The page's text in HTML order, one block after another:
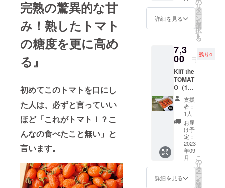
完熟の驚異的な甘
み！熟したトマト
の糖度を更に高め
る』
初めてこのトマトを口にし
た人は、必ずと言っていい
ほど「これがトマト！？こ
んなの食べたこと無い」と
言います。
態では
常のト
マトと
お召し
上がり
品のた
め、要
冷蔵保
管品と
なりま
す。
料、消
費税込
みの価
格で
海道
産 生
産者の
ファー
ム雫よ
り収穫
でき次
第随時
直送い
たしま
す。
Kiff the
TOMAT
Oは賞味
期限が
お届け
から約1
詳細を見る
リ
タ
ー
ン
を
選
択
す
る
7,3
00 円
残り4
Kiff the
TOMAT
O（16
粒入）
4箱
（送
料、消
費税込
みの価
格で
す） 北
海道
産 生
産者の
ファー
支援
者：
1人
お届
け予
定：
2023
年09
月
詳細を見る
こ
の
リ
タ
ー
ン
を
選